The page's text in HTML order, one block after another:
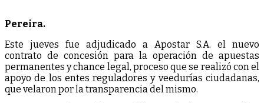
Pereira.
Este jueves fue adjudicado a Apostar S.A. el nuevo
contrato de concesión para la operación de apuestas
permanentes y chance legal, proceso que se realizó con el
apoyo de los entes reguladores y veedurías ciudadanas,
que velaron por la transparencia del mismo.